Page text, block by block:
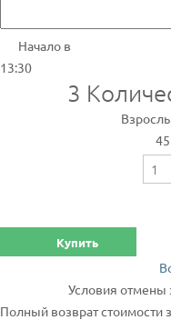
Начало в
13:30
3
Купить
Условия отмены
Полный возврат стоимости